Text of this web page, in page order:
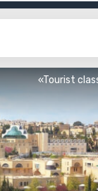
«Tourist